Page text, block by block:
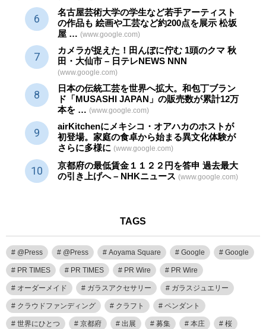
名古屋芸術大学の学生など若手アーティスト
の作品も 絵画や工芸など約200点を展示 松坂
屋 … (www.google.com)
カメラが捉えた！田んぼに佇む 1頭のクマ 秋
田・大仙市 – 日テレNEWS NNN
(www.google.com)
日本の伝統工芸を世界へ拡大。和包丁ブラン
ド「MUSASHI JAPAN」の販売数が累計12万
本を … (www.google.com)
airKitchenにメキシコ・オアハカのホストが
初登場。家庭の食卓から始まる異文化体験が
さらに多様に (www.google.com)
京都府の最低賃金１１２２円を答申 過去最大
の引き上げへ – NHKニュース (www.google.com)
TAGS
@Press @Press Aoyama Square Google Google
PR TIMES PR TIMES PR Wire PR Wire
オーダーメイド ガラスアクセサリー ガラスジュエリー
クラウドファンディング クラフト ペンダント
世界にひとつ 京都府 出展 募集 本庄 桜